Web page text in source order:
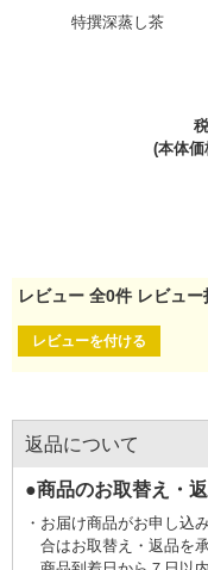
特撰深蒸し茶
(本体
レビュー 全0件 レビュー
レビューを付ける
返品について
●商品のお取替え・
お届け商品がお申し込
合はお取替え・返品を承